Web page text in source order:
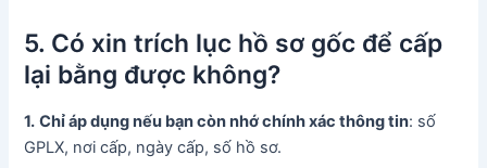
5. Có xin trích lục hồ sơ gốc để cấp
lại bằng được không?
1. Chỉ áp dụng nếu bạn còn nhớ chính xác thông tin: số
GPLX, nơi cấp, ngày cấp, số hồ sơ.